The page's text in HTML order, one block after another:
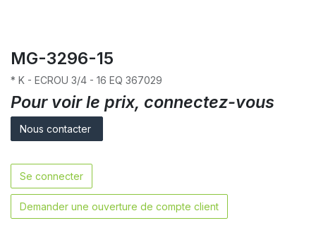
MG-3296-15
* K - ECROU 3/4 - 16 EQ 367029
Pour voir le prix, connectez-vous
Nous contacter
Se connecter
Demander une ouverture de compte client